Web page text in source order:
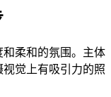
柔和的氛围。主体
觉上有吸引力的照